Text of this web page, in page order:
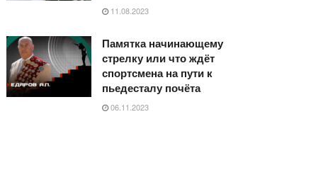
11.08.2023
Памятка начинающему
стрелку или что ждёт
спортсмена на пути к
пьедесталу почёта
06.11.2023